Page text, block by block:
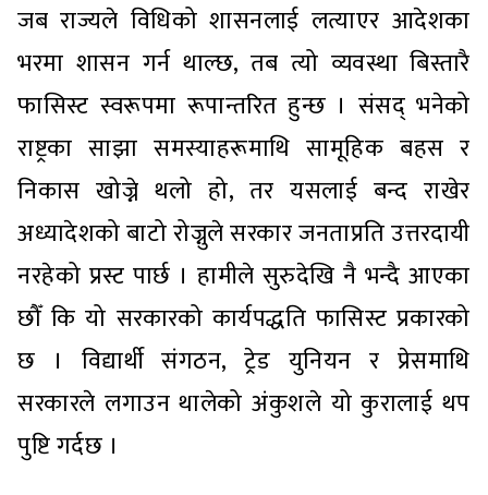
जब राज्यले विधिको शासनलाई लत्याएर आदेशका
भरमा शासन गर्न थाल्छ, तब त्यो व्यवस्था बिस्तारै
फासिस्ट स्वरूपमा रूपान्तरित हुन्छ । संसद् भनेको
राष्ट्रका साझा समस्याहरूमाथि सामूहिक बहस र
निकास खोज्ने थलो हो, तर यसलाई बन्द राखेर
अध्यादेशको बाटो रोज्नुले सरकार जनताप्रति उत्तरदायी
नरहेको प्रस्ट पार्छ । हामीले सुरुदेखि नै भन्दै आएका
छौँ कि यो सरकारको कार्यपद्धति फासिस्ट प्रकारको
छ । विद्यार्थी संगठन, ट्रेड युनियन र प्रेसमाथि
सरकारले लगाउन थालेको अंकुशले यो कुरालाई थप
पुष्टि गर्दछ ।